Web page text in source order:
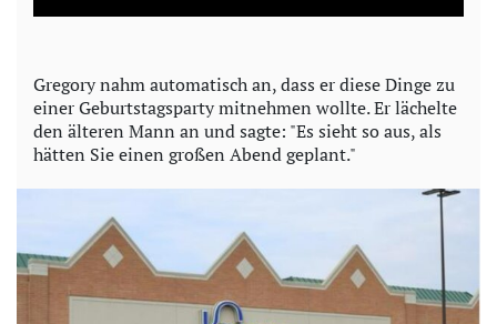
a
V
i
e
Gregory nahm automatisch an, dass er diese Dinge zu
einer Geburtstagsparty mitnehmen wollte. Er lächelte
den älteren Mann an und sagte: "Es sieht so aus, als
hätten Sie einen großen Abend geplant."